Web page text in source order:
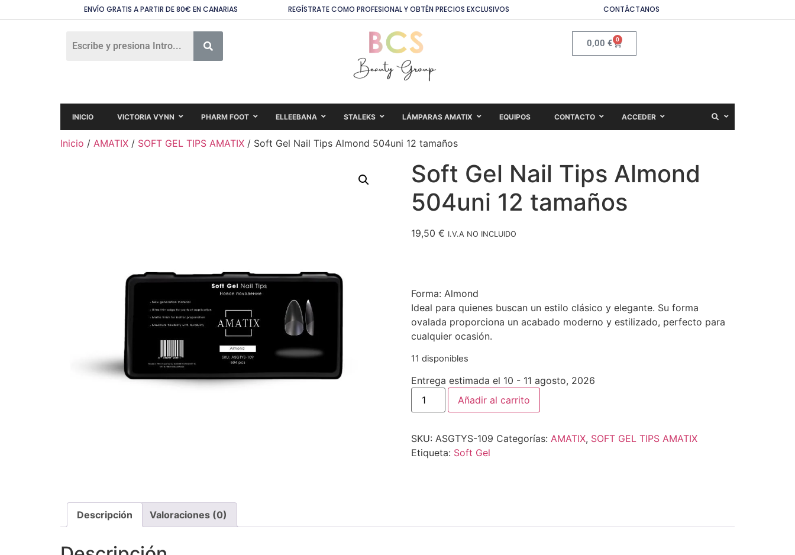
ENVÍO GRATIS A PARTIR DE 80€ EN CANARIAS REGÍSTRATE COMO PROFESIONAL Y OBTÉN PRECIOS EXCLUSIVOS CONTÁCTANOS
0,00 € 0
INICIO VICTORIA VYNN PHARM FOOT ELLEEBANA STALEKS LÁMPARAS AMATIX EQUIPOS CONTACTO ACCEDER
Inicio / AMATIX / SOFT GEL TIPS AMATIX / Soft Gel Nail Tips Almond 504uni 12 tamaños
Soft Gel Nail Tips Almond
504uni 12 tamaños
19,50 € I.V.A NO INCLUIDO
Forma: Almond
Ideal para quienes buscan un estilo clásico y elegante. Su forma
ovalada proporciona un acabado moderno y estilizado, perfecto para
cualquier ocasión.
11 disponibles
Entrega estimada el 10 - 11 agosto, 2026
Añadir al carrito
SKU: ASGTYS-109 Categorías: AMATIX, SOFT GEL TIPS AMATIX
Etiqueta: Soft Gel
Descripción Valoraciones (0)